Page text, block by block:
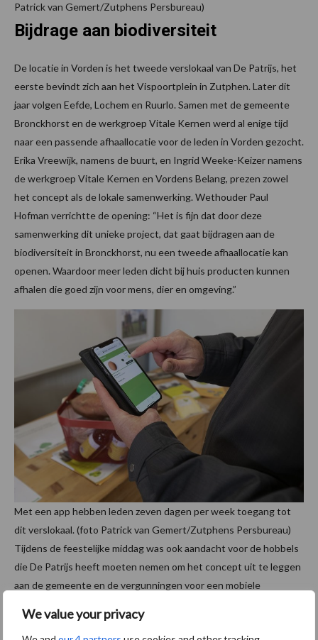
We value your privacy
Patrick van Gemert/Zutphens Persbureau)
Bijdrage aan biodiversiteit
De locatie in Vorden is het tweede verslokaal van De Patrijs, het
eerste bevindt zich aan het Vispoortplein in Zutphen. Later dit
jaar volgen Eefde, Lochem en Ruurlo. Samen met de gemeente
Bronckhorst en de werkgroep Vitale Kernen werd al enige tijd
naar een passende afhaallocatie voor de leden in Vorden gezocht.
Erika Vreewijk, namens de buurt, en Ingrid Weeke-Keizer namens
de werkgroep Vitale Kernen en Vordens Belang, prezen zowel
het concept als de lokale samenwerking. Wethouder Paul
Hofman verrichtte de opening: “Het is fijn dat door deze
samenwerking dit unieke project, dat gaat bijdragen aan de
biodiversiteit in Bronckhorst, nu een tweede afhaallocatie kan
openen. Waardoor meer leden dicht bij huis producten kunnen
afhalen die goed zijn voor mens, dier en omgeving.”
Met een app hebben leden zeven dagen per week toegang tot
dit verslokaal. (foto Patrick van Gemert/Zutphens Persbureau)
Tijdens de feestelijke middag was ook aandacht voor de hobbels
die De Patrijs heeft moeten nemen om het concept uit te leggen
aan de gemeente en de vergunningen voor een mobiele
financiering voor de nog niet eerder gedane transformatie.